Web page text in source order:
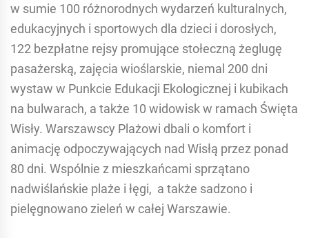
w sumie 100 różnorodnych wydarzeń kulturalnych,
edukacyjnych i sportowych dla dzieci i dorosłych,
122 bezpłatne rejsy promujące stołeczną żeglugę
pasażerską, zajęcia wioślarskie, niemal 200 dni
wystaw w Punkcie Edukacji Ekologicznej i kubikach
na bulwarach, a także 10 widowisk w ramach Święta
Wisły. Warszawscy Plażowi dbali o komfort i
animację odpoczywających nad Wisłą przez ponad
80 dni. Wspólnie z mieszkańcami sprzątano
nadwiślańskie plaże i łęgi, a także sadzono i
pielęgnowano zieleń w całej Warszawie.